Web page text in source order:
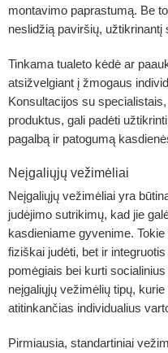
montavimo paprastumą. Be
neslidžią paviršių, užtikrinantį
Tinkama tualeto kėdė ar
atsižvelgiant į žmogaus
Konsultacijos su
produktus, gali padėti
pagalbą ir patogumą
Neįgaliųjų vežimėliai
Neįgaliųjų vežimėliai yra
judėjimo sutrikimų, kad jie
kasdieniame gyvenime.
fiziškai judėti, bet ir
pomėgiais bei kurti
neįgaliųjų vežimėlių tipų,
atitinkančias individualius
Pirmiausia, standartiniai